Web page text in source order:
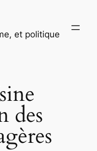
et politique
des